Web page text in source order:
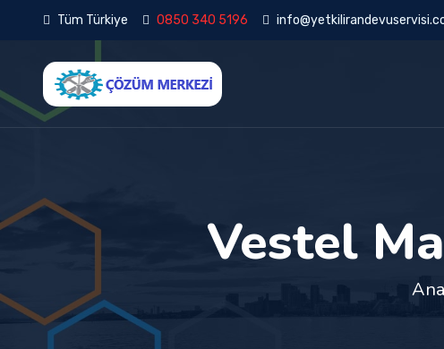
Tüm Türkiye 0850 340 5196
Vestel